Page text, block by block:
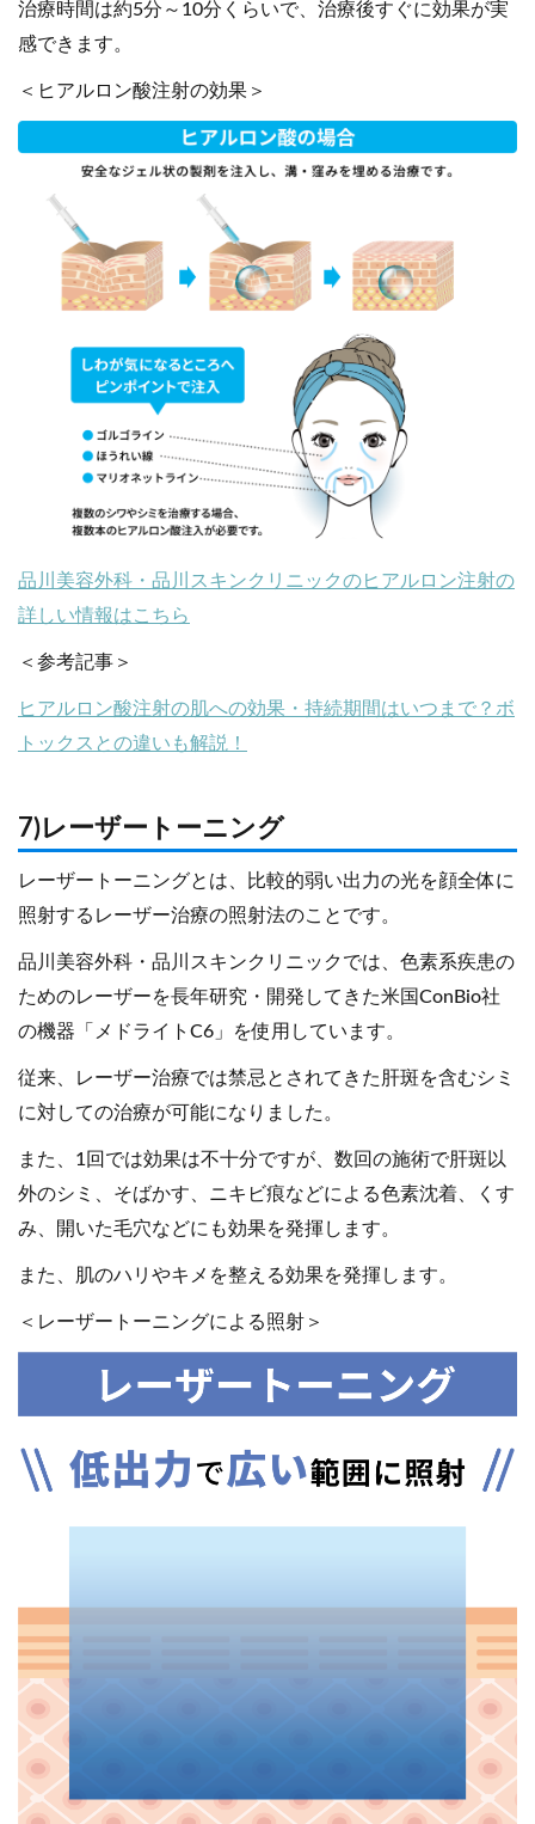
治療時間は約5分～10分くらいで、治療後すぐに効果が実
感できます。
＜ヒアルロン酸注射の効果＞
品川美容外科・品川スキンクリニックのヒアルロン注射の
詳しい情報はこちら
＜参考記事＞
ヒアルロン酸注射の肌への効果・持続期間はいつまで？ボ
トックスとの違いも解説！
7)レーザートーニング
レーザートーニングとは、比較的弱い出力の光を顔全体に
照射するレーザー治療の照射法のことです。
品川美容外科・品川スキンクリニックでは、色素系疾患の
ためのレーザーを長年研究・開発してきた米国ConBio社
の機器「メドライトC6」を使用しています。
従来、レーザー治療では禁忌とされてきた肝斑を含むシミ
に対しての治療が可能になりました。
また、1回では効果は不十分ですが、数回の施術で肝斑以
外のシミ、そばかす、ニキビ痕などによる色素沈着、くす
み、開いた毛穴などにも効果を発揮します。
また、肌のハリやキメを整える効果を発揮します。
＜レーザートーニングによる照射＞